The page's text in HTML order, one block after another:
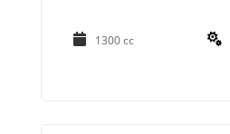
1300 cc